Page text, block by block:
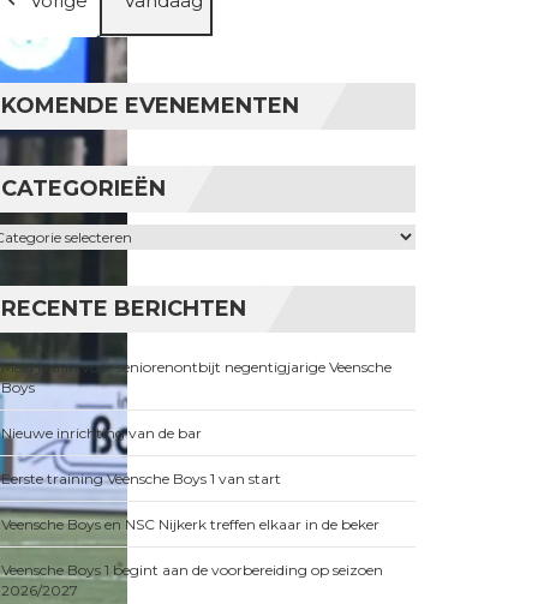
KOMENDE EVENEMENTEN
CATEGORIEËN
RECENTE BERICHTEN
Meld je aan voor seniorenontbijt negentigjarige Veensche
Boys
Nieuwe inrichting van de bar
Eerste training Veensche Boys 1 van start
Veensche Boys en NSC Nijkerk treffen elkaar in de beker
Veensche Boys 1 begint aan de voorbereiding op seizoen
2026/2027